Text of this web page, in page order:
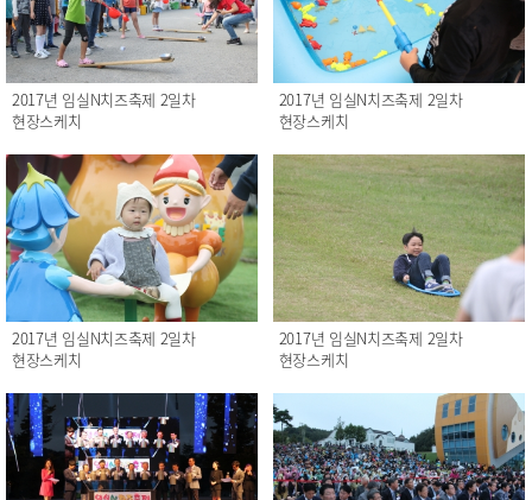
2017년 임실N치즈축제 2일차
현장스케치
2017년 임실N치즈축제 2일차
현장스케치
2017년 임실N치즈축제 2일차
현장스케치
2017년 임실N치즈축제 2일차
현장스케치